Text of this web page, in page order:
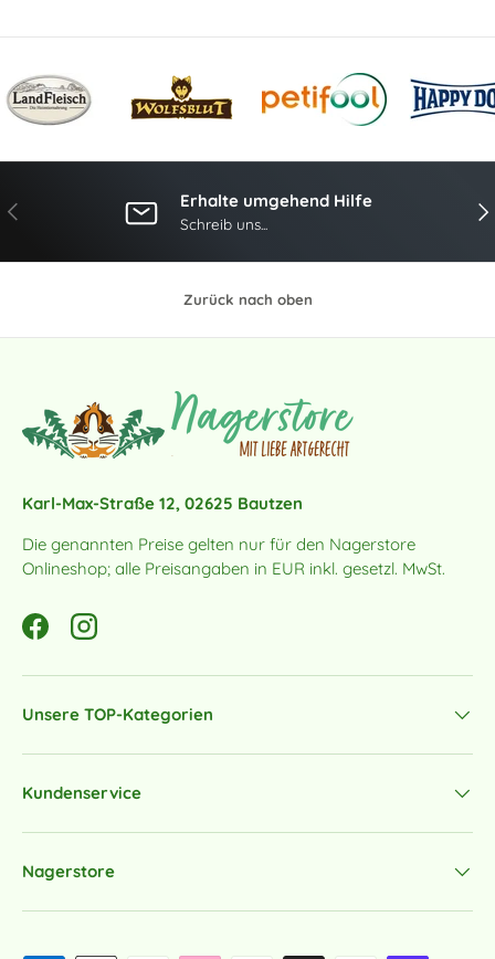
Vorherige Erhalte umgehend Hilfe
Schreib uns...
Zurück nach oben
Karl-Max-Straße 12, 02625 Bautzen
Die genannten Preise gelten nur für den Nagerstore
Onlineshop; alle Preisangaben in EUR inkl. gesetzl. MwSt.
FacebookInstagram
Unsere TOP-Kategorien
Kundenservice
Nagerstore